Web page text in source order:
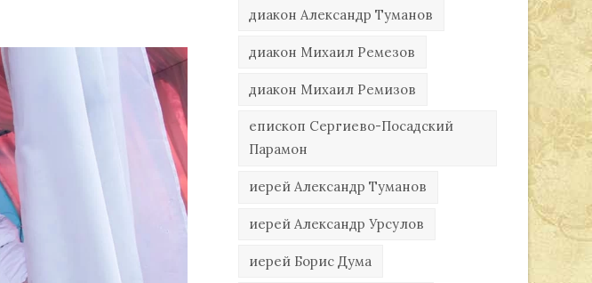
диакон Александр Туманов
диакон Михаил Ремезов
диакон Михаил Ремизов
епископ Сергиево-Посадский
Парамон
иерей Александр Туманов
иерей Александр Урсулов
иерей Борис Дума